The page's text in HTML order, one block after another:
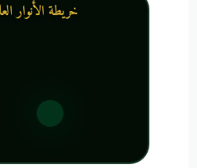
خريطة الأنوار